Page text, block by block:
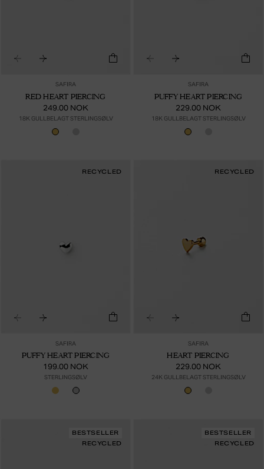
SAFIRA
RED HEART PIERCING
249.00 NOK
18K GULLBELAGT STERLINGSØLV
SAFIRA
PUFFY HEART PIERCING
229.00 NOK
18K GULLBELAGT STERLINGSØLV
RECYCLED
SAFIRA
PUFFY HEART PIERCING
199.00 NOK
STERLINGSØLV
RECYCLED
SAFIRA
HEART PIERCING
229.00 NOK
24K GULLBELAGT STERLINGSØLV
BESTSELLER
RECYCLED
BESTSELLER
RECYCLED